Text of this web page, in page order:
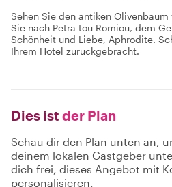
Sehen Sie den antiken
Sie nach Petra tou Romiou, dem
Schönheit und Liebe, Aphrodite.
Ihrem Hotel zurückgebracht.
Dies ist der Plan
Schau dir den Plan unten an,
deinem lokalen Gastgeber
dich frei, dieses Angebot mit
personalisieren.